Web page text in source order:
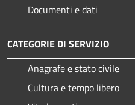
Documenti e dati
CATEGORIE DI SERVIZIO
Anagrafe e stato civile
Cultura e tempo libero